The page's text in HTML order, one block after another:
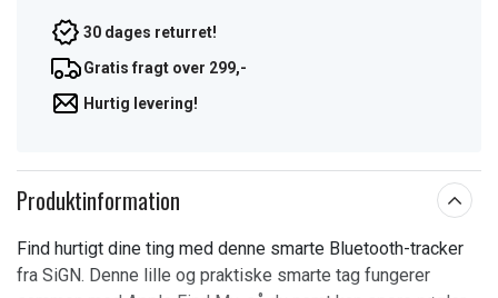
30 dages returret!
Gratis fragt over 299,-
Hurtig levering!
Produktinformation
Find hurtigt dine ting med denne smarte Bluetooth-tracker
fra SiGN. Denne lille og praktiske smarte tag fungerer